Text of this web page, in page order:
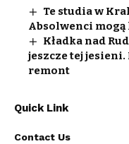
Te studia w
Absolwenci
Kładka nad
jeszcze tej
remont
Quick Link
Contact Us